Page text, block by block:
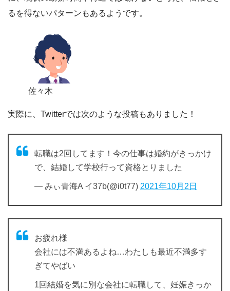
るを得ないパターンもあるようです。
佐々木
実際に、Twitterでは次のような投稿もありました！
転職は2回してます！今の仕事は婚約がきっかけ
で、結婚して学校行って資格とりました
— みぃ青海A イ37b(@i0t77) 2021年10月2日
お疲れ様
会社には不満あるよね…わたしも最近不満多す
ぎてやばい
1回結婚を気に別な会社に転職して、妊娠きっか